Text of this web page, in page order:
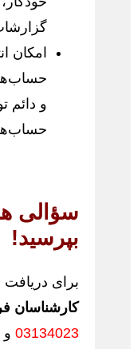
امکان
و دائم
سؤالی
بپرسید!
برای دریافت
کارشناسان
03134023 و